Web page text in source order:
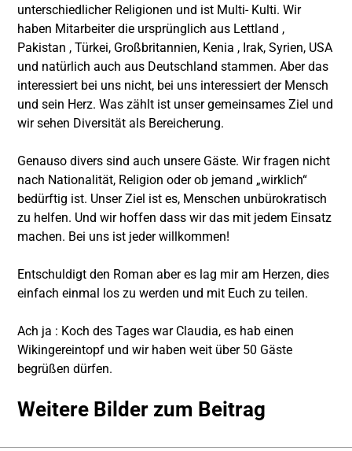
unterschiedlicher Religionen und ist Multi- Kulti. Wir
haben Mitarbeiter die ursprünglich aus Lettland ,
Pakistan , Türkei, Großbritannien, Kenia , Irak, Syrien, USA
und natürlich auch aus Deutschland stammen. Aber das
interessiert bei uns nicht, bei uns interessiert der Mensch
und sein Herz. Was zählt ist unser gemeinsames Ziel und
wir sehen Diversität als Bereicherung.
Genauso divers sind auch unsere Gäste. Wir fragen nicht
nach Nationalität, Religion oder ob jemand „wirklich“
bedürftig ist. Unser Ziel ist es, Menschen unbürokratisch
zu helfen. Und wir hoffen dass wir das mit jedem Einsatz
machen. Bei uns ist jeder willkommen!
Entschuldigt den Roman aber es lag mir am Herzen, dies
einfach einmal los zu werden und mit Euch zu teilen.
Ach ja : Koch des Tages war Claudia, es hab einen
Wikingereintopf und wir haben weit über 50 Gäste
begrüßen dürfen.
Weitere Bilder zum Beitrag